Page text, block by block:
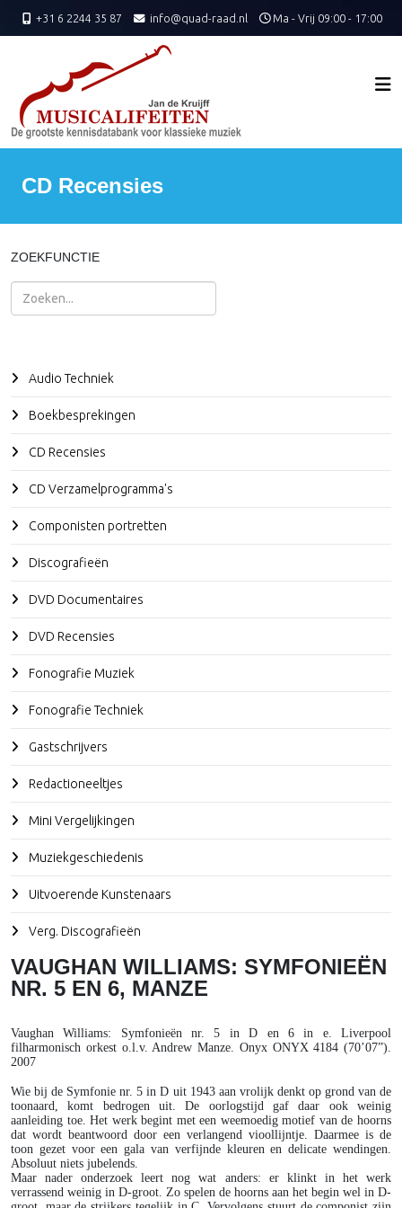
+31 6 2244 35 87 info@quad-raad.nl Ma - Vrij 09:00 - 17:00
CD Recensies
ZOEKFUNCTIE
Zoeken
Audio Techniek
Boekbesprekingen
CD Recensies
CD Verzamelprogramma's
Componisten portretten
Discografieën
DVD Documentaires
DVD Recensies
Fonografie Muziek
Fonografie Techniek
Gastschrijvers
Redactioneeltjes
Mini Vergelijkingen
Muziekgeschiedenis
Uitvoerende Kunstenaars
Verg. Discografieën
VAUGHAN WILLIAMS: SYMFONIEËN
NR. 5 EN 6, MANZE
Vaughan Williams: Symfonieën nr. 5 in D en 6 in e. Liverpool
filharmonisch orkest o.l.v. Andrew Manze. Onyx ONYX 4184 (70’07”).
2007
Wie bij de Symfonie nr. 5 in D uit 1943 aan vrolijk denkt op grond van de
toonaard, komt bedrogen uit. De oorlogstijd gaf daar ook weinig
aanleiding toe. Het werk begint met een weemoedig motief van de hoorns
dat wordt beantwoord door een verlangend vioollijntje. Daarmee is de
toon gezet voor een gala van verfijnde kleuren en delicate wendingen.
Absoluut niets jubelends.
Maar nader onderzoek leert nog wat anders: er klinkt in het werk
verrassend weinig in D-groot. Zo spelen de hoorns aan het begin wel in D-